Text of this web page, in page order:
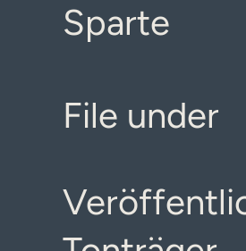
Sparte
File under